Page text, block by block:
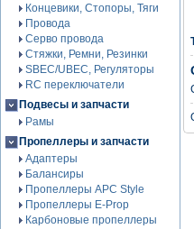
Концевики, Стопоры, Тяги
Провода
Серво провода
Стяжки, Ремни, Резинки
SBEC/UBEC, Регуляторы
RC переключатели
Подвесы и запчасти
Рамы
Пропеллеры и запчасти
Адаптеры
Балансиры
Пропеллеры APC Style
Пропеллеры E-Prop
Карбоновые пропеллеры